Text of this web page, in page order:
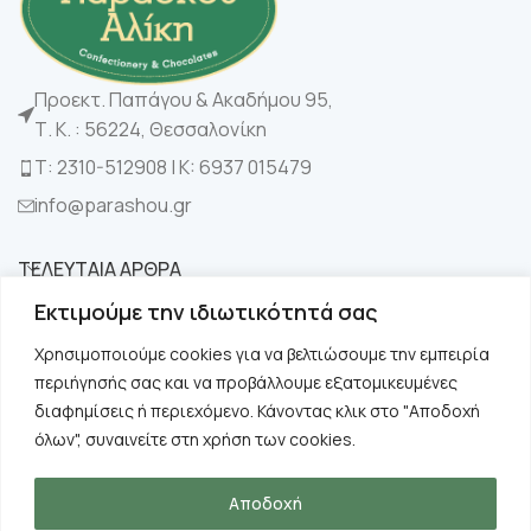
Εκτιμούμε την ιδιωτικότητά σας
Χρησιμοποιούμε cookies για να βελτιώσουμε την εμπειρία
περιήγησής σας και να προβάλλουμε εξατομικευμένες
διαφημίσεις ή περιεχόμενο. Κάνοντας κλικ στο "Αποδοχή
όλων", συναινείτε στη χρήση των cookies.
Αποδοχή
Προεκτ. Παπάγου & Ακαδήμου 95,
Τ. Κ. : 56224, Θεσσαλονίκη
Τ: 2310-512908 | K: 6937 015479
info@parashou.gr
ΤΕΛΕΥΤΑΙΑ ΑΡΘΡΑ
ΚΑΤΗΓΟΡΙΕΣ
ΧΡΗΣΙΜΑ
ΠΛΗΡΟΦΟΡΙΕΣ
Copyright © 2024 Παράσχου. All rights reserved.